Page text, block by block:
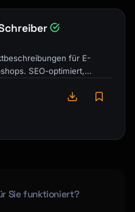
für E-
SEO-optimiert,
…
Sie funktioniert?